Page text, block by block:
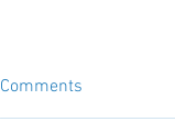
Comments